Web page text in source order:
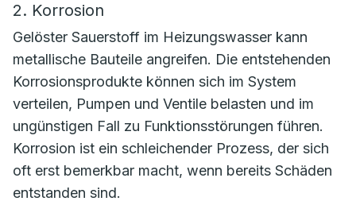
2. Korrosion
Gelöster Sauerstoff im Heizungswasser kann
metallische Bauteile angreifen. Die entstehenden
Korrosionsprodukte können sich im System
verteilen, Pumpen und Ventile belasten und im
ungünstigen Fall zu Funktionsstörungen führen.
Korrosion ist ein schleichender Prozess, der sich
oft erst bemerkbar macht, wenn bereits Schäden
entstanden sind.